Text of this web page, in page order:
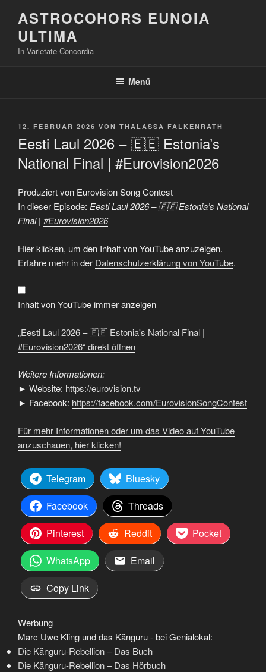
Inhalt
springen
ASTROCOHORS EUNOIA
ULTIMA
In Varietate Concordia
Menü
VERÖFFENTLICHT
12. FEBRUAR 2026 VON THALASSA FALKENRATH
Eesti Laul 2026 – 🇪🇪 Estonia’s
National Final | #Eurovision2026
Produziert von Eurovision Song Contest
In dieser Episode: Eesti Laul 2026 – 🇪🇪 Estonia’s National
Final | #Eurovision2026
„Eesti
Laul
2026
–
Estonia's
National
Final
|
von
YouTube
anzeigen
Hier klicken, um den Inhalt von YouTube anzuzeigen.
Erfahre mehr in der Datenschutzerklärung von YouTube.
Inhalt von YouTube immer anzeigen
„Eesti Laul 2026 – 🇪🇪 Estonia's National Final |
#Eurovision2026“ direkt öffnen
Weitere Informationen:
► Website: https://eurovision.tv
► Facebook: https://facebook.com/EurovisionSongContest
Für mehr Informationen oder um das Video auf YouTube
anzuschauen, hier klicken!
Telegram
Bluesky
Facebook
Threads
Pinterest
Reddit
Pocket
WhatsApp
Email
Copy Link
Werbung
Marc Uwe Kling und das Känguru - bei Genialokal:
Die Känguru-Rebellion – Das Buch
Die Känguru-Rebellion – Das Hörbuch